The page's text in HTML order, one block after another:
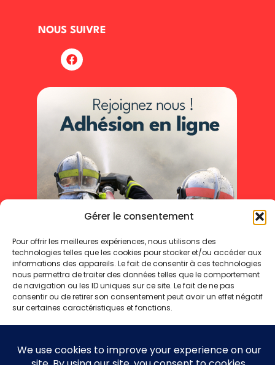
Gérer le consentement
Pour offrir les meilleures expériences, nous utilisons des
technologies telles que les cookies pour stocker et/ou accéder aux
informations des appareils. Le fait de consentir à ces technologies
nous permettra de traiter des données telles que le comportement
de navigation ou les ID uniques sur ce site. Le fait de ne pas
consentir ou de retirer son consentement peut avoir un effet négatif
sur certaines caractéristiques et fonctions.
NOUS SUIVRE
Mentions légales
Politique de cookies